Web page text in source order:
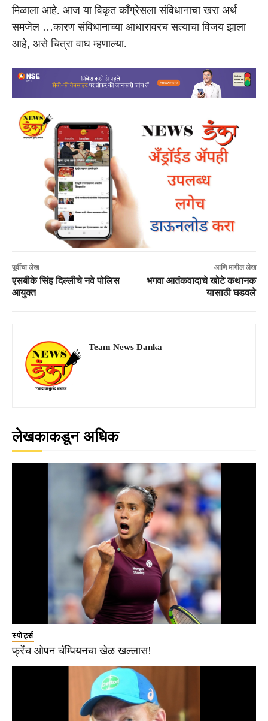
मिळाला आहे. आज या विकृत कॉंग्रेसला संविधानाचा खरा अर्थ
समजेल …कारण संविधानाच्या आधारावरच सत्याचा विजय झाला
आहे, असे चित्रा वाघ म्हणाल्या.
पूर्वीचा लेख
एसबीके सिंह दिल्लीचे नवे पोलिस
आयुक्त
आणि मागील लेख
भगवा आतंकवादाचे खोटे कथानक
यासाठी घडवले
Team News Danka
लेखकाकडून अधिक
स्पोर्ट्स
फ्रेंच ओपन चॅम्पियनचा खेळ खल्लास!